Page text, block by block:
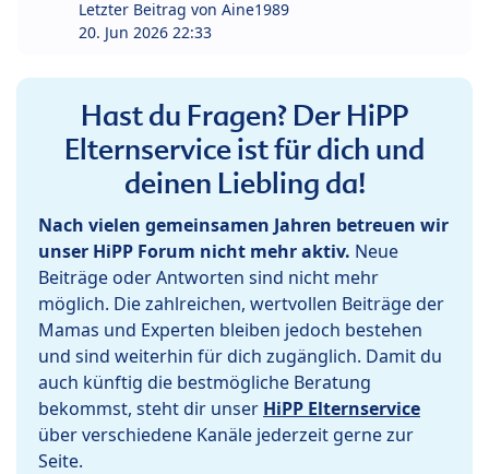
Letzter Beitrag von Aine1989
20. Jun 2026 22:33
Hast du Fragen? Der HiPP
Elternservice ist für dich und
deinen Liebling da!
Nach vielen gemeinsamen Jahren betreuen wir
unser HiPP Forum nicht mehr aktiv. Neue
Beiträge oder Antworten sind nicht mehr
möglich. Die zahlreichen, wertvollen Beiträge der
Mamas und Experten bleiben jedoch bestehen
und sind weiterhin für dich zugänglich. Damit du
auch künftig die bestmögliche Beratung
bekommst, steht dir unser HiPP Elternservice
über verschiedene Kanäle jederzeit gerne zur
Seite.